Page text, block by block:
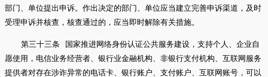
部门、单位提出申诉。作出决定的部门、单位应当建立完善申诉渠道，及时
受理申诉并核查，核查通过的，应当即时解除有关措施。
第三十三条 国家推进网络身份认证公共服务建设，支持个人、企业自
愿使用，电信业务经营者、银行业金融机构、非银行支付机构、互联网服务
提供者对存在涉诈异常的电话卡、银行账户、支付账户、互联网账号，可以